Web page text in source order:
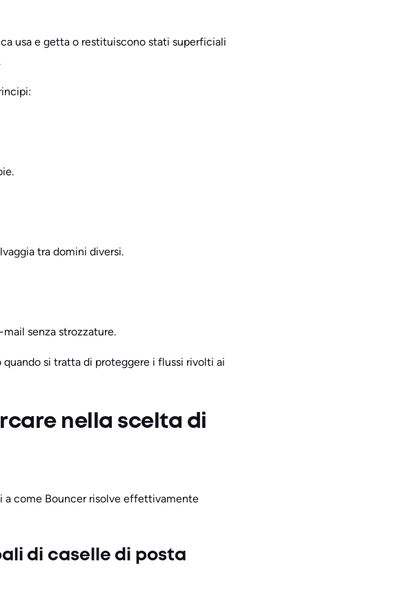
usa e getta o restituiscono stati superficiali
tra domini diversi.
senza strozzature.
si tratta di proteggere i flussi rivolti ai
nella scelta di
a come Bouncer risolve effettivamente
di caselle di posta